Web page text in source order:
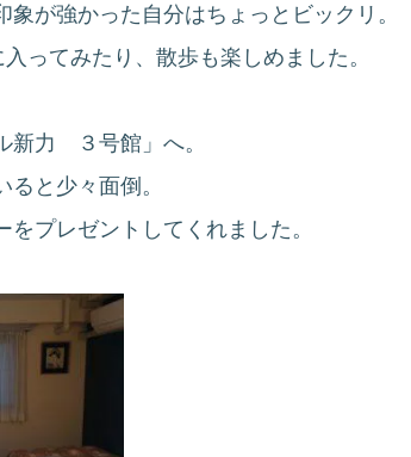
が強かった自分はちょっとビックリ。
ってみたり、散歩も楽しめました。
新力 ３号館」へ。
と少々面倒。
プレゼントしてくれました。